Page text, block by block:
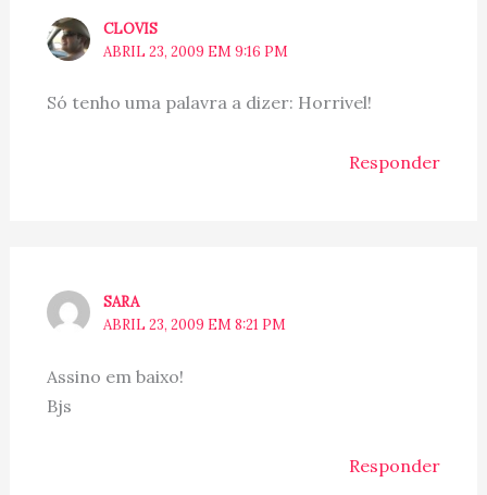
CLOVIS
ABRIL 23, 2009 EM 9:16 PM
Só tenho uma palavra a dizer: Horrivel!
Responder
SARA
ABRIL 23, 2009 EM 8:21 PM
Assino em baixo!
Bjs
Responder